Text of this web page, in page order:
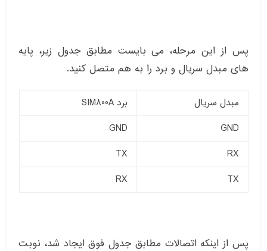
پس از این مرحله، می بایست مطابق جدول زیر، پایه
های مبدل سریال و برد را به هم متصل کنید.
مبدل سریال
برد SIM800A
GND
GND
RX
TX
TX
RX
پس از اینکه اتصالات مطابق جدول فوق ایجاد شد، نوبت